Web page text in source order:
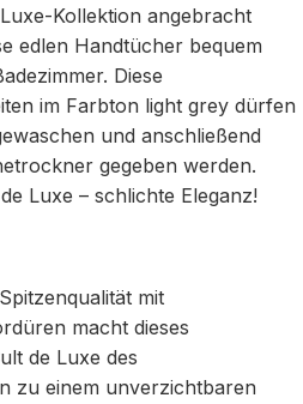
Kollektion angebracht
edlen Handtücher bequem
Diese
im Farbton light grey dürfen
und anschließend
gegeben werden.
Luxe – schlichte Eleganz!
mit
macht dieses
de Luxe des
zu einem unverzichtbaren